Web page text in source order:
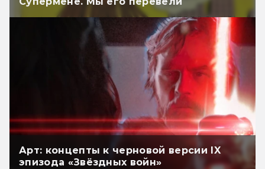
Арт: концепты к черновой версии IX
эпизода «Звёздных войн»